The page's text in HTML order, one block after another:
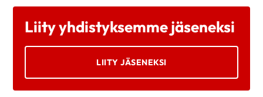
Liity yhdistyksemme jäseneksi
LIITY JÄSENEKSI